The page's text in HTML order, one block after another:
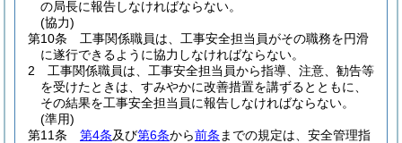
の局長に報告しなければならない。
(協力)
第10条
工事関係職員は、工事安全担当員がその職務を円滑
に遂行できるように協力しなければならない。
2
工事関係職員は、工事安全担当員から指導、注意、勧告等
を受けたときは、すみやかに改善措置を講ずるとともに、
その結果を工事安全担当員に報告しなければならない。
(準用)
第11条
第4条及び第6条から前条 までの規定は、安全管理指